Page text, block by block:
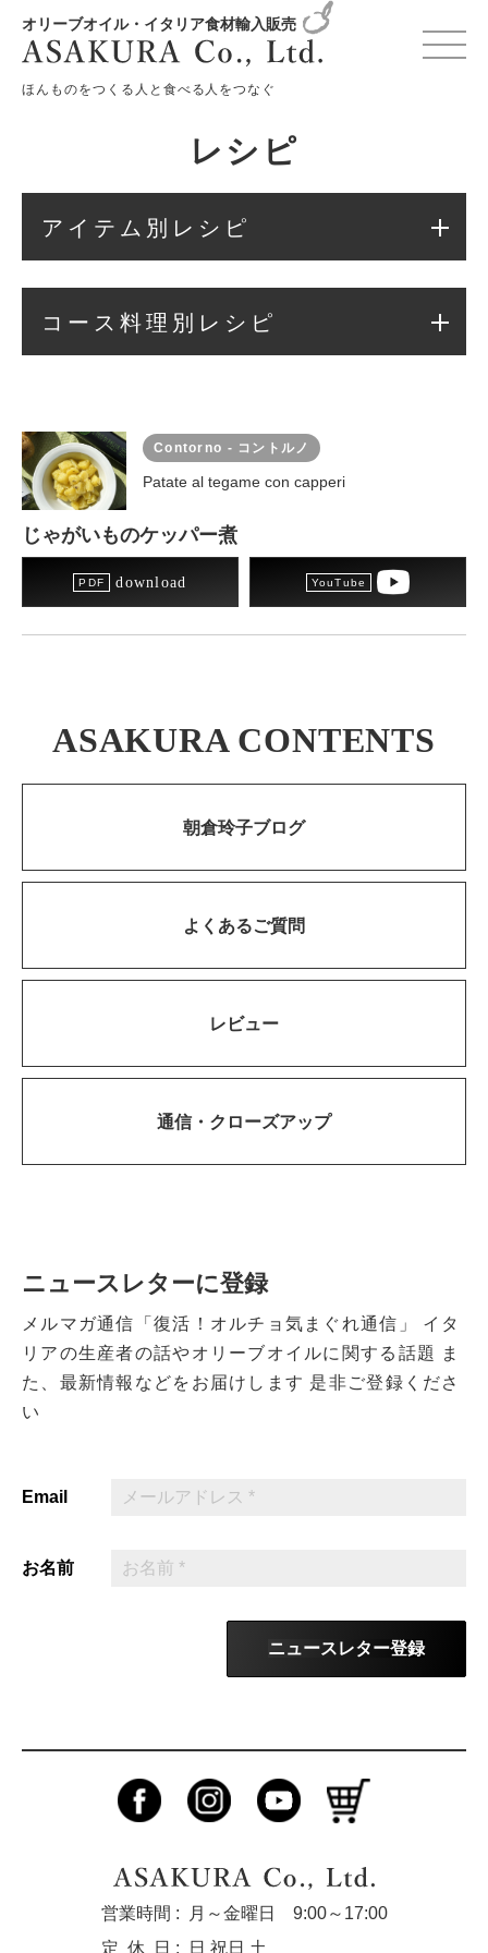
オリーブオイル・イタリア食材輸入販売
ほんものをつくる人と食べる人をつなぐ
変更確認プレビュー
レシピ
Contorno - コントルノ
Patate al tegame con capperi
じゃがいものケッパー煮
download
アイテム別レシピ
コース料理別レシピ
ASAKURA CONTENTS
朝倉玲子ブログ
よくあるご質問
レビュー
通信・ クローズアップ
ニュースレターに登録
メルマガ通信「復活！オルチョ気まぐれ通信」
イタ
リアの生産者の話やオリーブオイルに関する話題
ま
た、最新情報などをお届けします 是非ご登録くださ
い
Email
お名前
ニュースレター登録
営業時間 :
月～金曜日 9:00～17:00
定休
日 : 日 祝日 土